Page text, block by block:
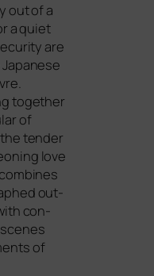
out of a
a quiet
are
tog­e­ther
of
ten­der
love
out­
con­
of